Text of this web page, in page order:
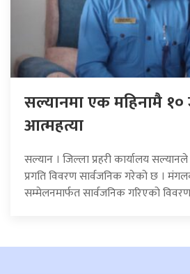
सल्यानमा एक महिनामै
आत्महत्या
सल्यान । जिल्ला प्रहरी कार्यालय
प्रगति विवरण सार्वजनिक गरेको छ ।
सम्मेलनमार्फत सार्वजनिक गरिएको